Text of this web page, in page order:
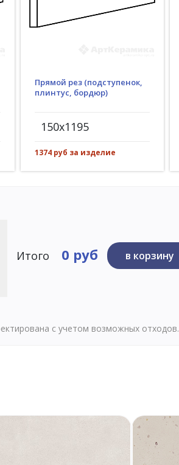
Прямой рез (подступенок,
плинтус, бордюр)
150x1195
1374 руб за изделие
Итого 0 руб в корзину
с учетом возможных отходов.